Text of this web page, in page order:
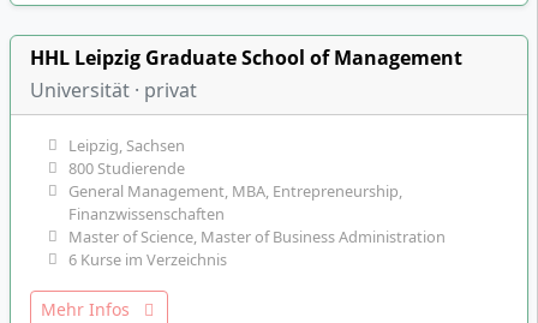
HHL Leipzig Graduate School of Management
Universität · privat
Leipzig, Sachsen
800 Studierende
General Management, MBA, Entrepreneurship,
Finanzwissenschaften
Master of Science, Master of Business Administration
6 Kurse im Verzeichnis
Mehr Infos